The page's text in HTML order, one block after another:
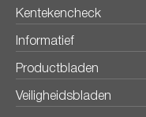
Kentekencheck
Informatief
Productbladen
Veiligheidsbladen